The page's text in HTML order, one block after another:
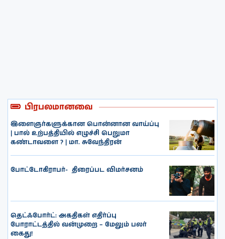
பிரபலமானவை
இளைஞர்களுக்கான பொன்னான வாய்ப்பு
| பால் உற்பத்தியில் எழுச்சி பெறுமா
கண்டாவளை ? | மா. சுவேந்திரன்
போட்டோகிராபர்- ‌ திரைப்பட விமர்சனம்
தெட்ஃபோர்ட்: அகதிகள் எதிர்ப்பு
போராட்டத்தில் வன்முறை – மேலும் பலர்
கைது!